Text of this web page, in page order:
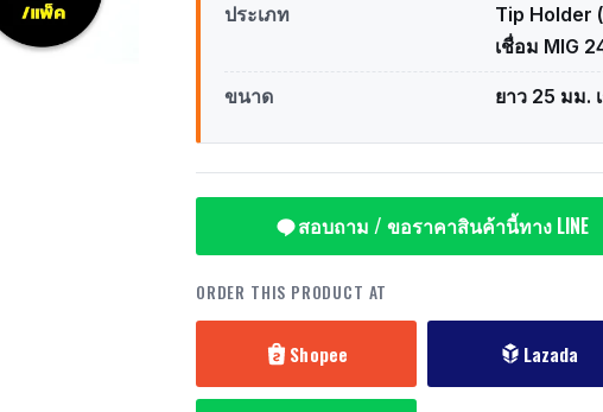
ประเภท
Tip Holder
เชื่อม MIG
ขนาด ยาว 25 มม.
สอบถาม / ขอราคาสินค้านี้ทาง LINE
ORDER THIS PRODUCT AT
Shopee Lazada